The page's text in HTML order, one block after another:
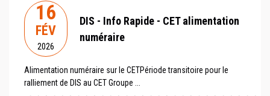
16
FÉV
2026
DIS - Info Rapide - CET alimentation
numéraire
Alimentation numéraire sur le CET Période transitoire pour le
ralliement de DIS au CET Groupe ...